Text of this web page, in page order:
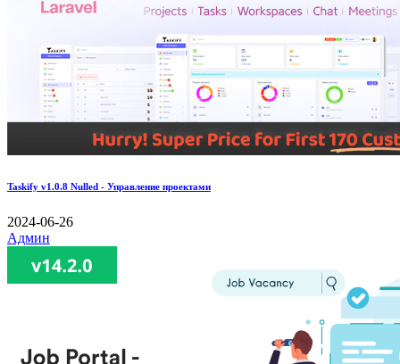
Taskify v1.0.8 Nulled - Управление проектами
2024-06-26
Админ